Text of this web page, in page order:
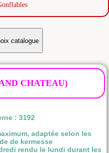
catalogue
CHATEAU)
: 3192
adaptée selon les
de kermesse
rendu le lundi durant les